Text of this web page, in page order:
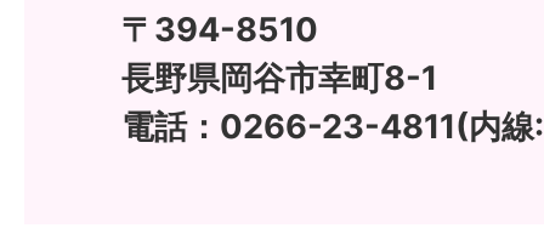
〒394-8510
長野県岡谷市幸町8-1
電話：0266-23-4811(内線